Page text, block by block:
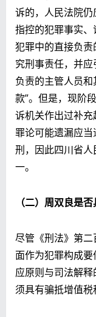
诉的，人民法院
指控的犯罪事实
犯罪中的直接负
究刑事责任，并
负责的主管人员
款”。但是，现阶
诉机关作出过补
罪论可能遗漏应
刑，因此四川省
一。
（二）周双良是
尽管《刑法》第
面作为犯罪构成
应原则与司法解
须具有骗抵增值税